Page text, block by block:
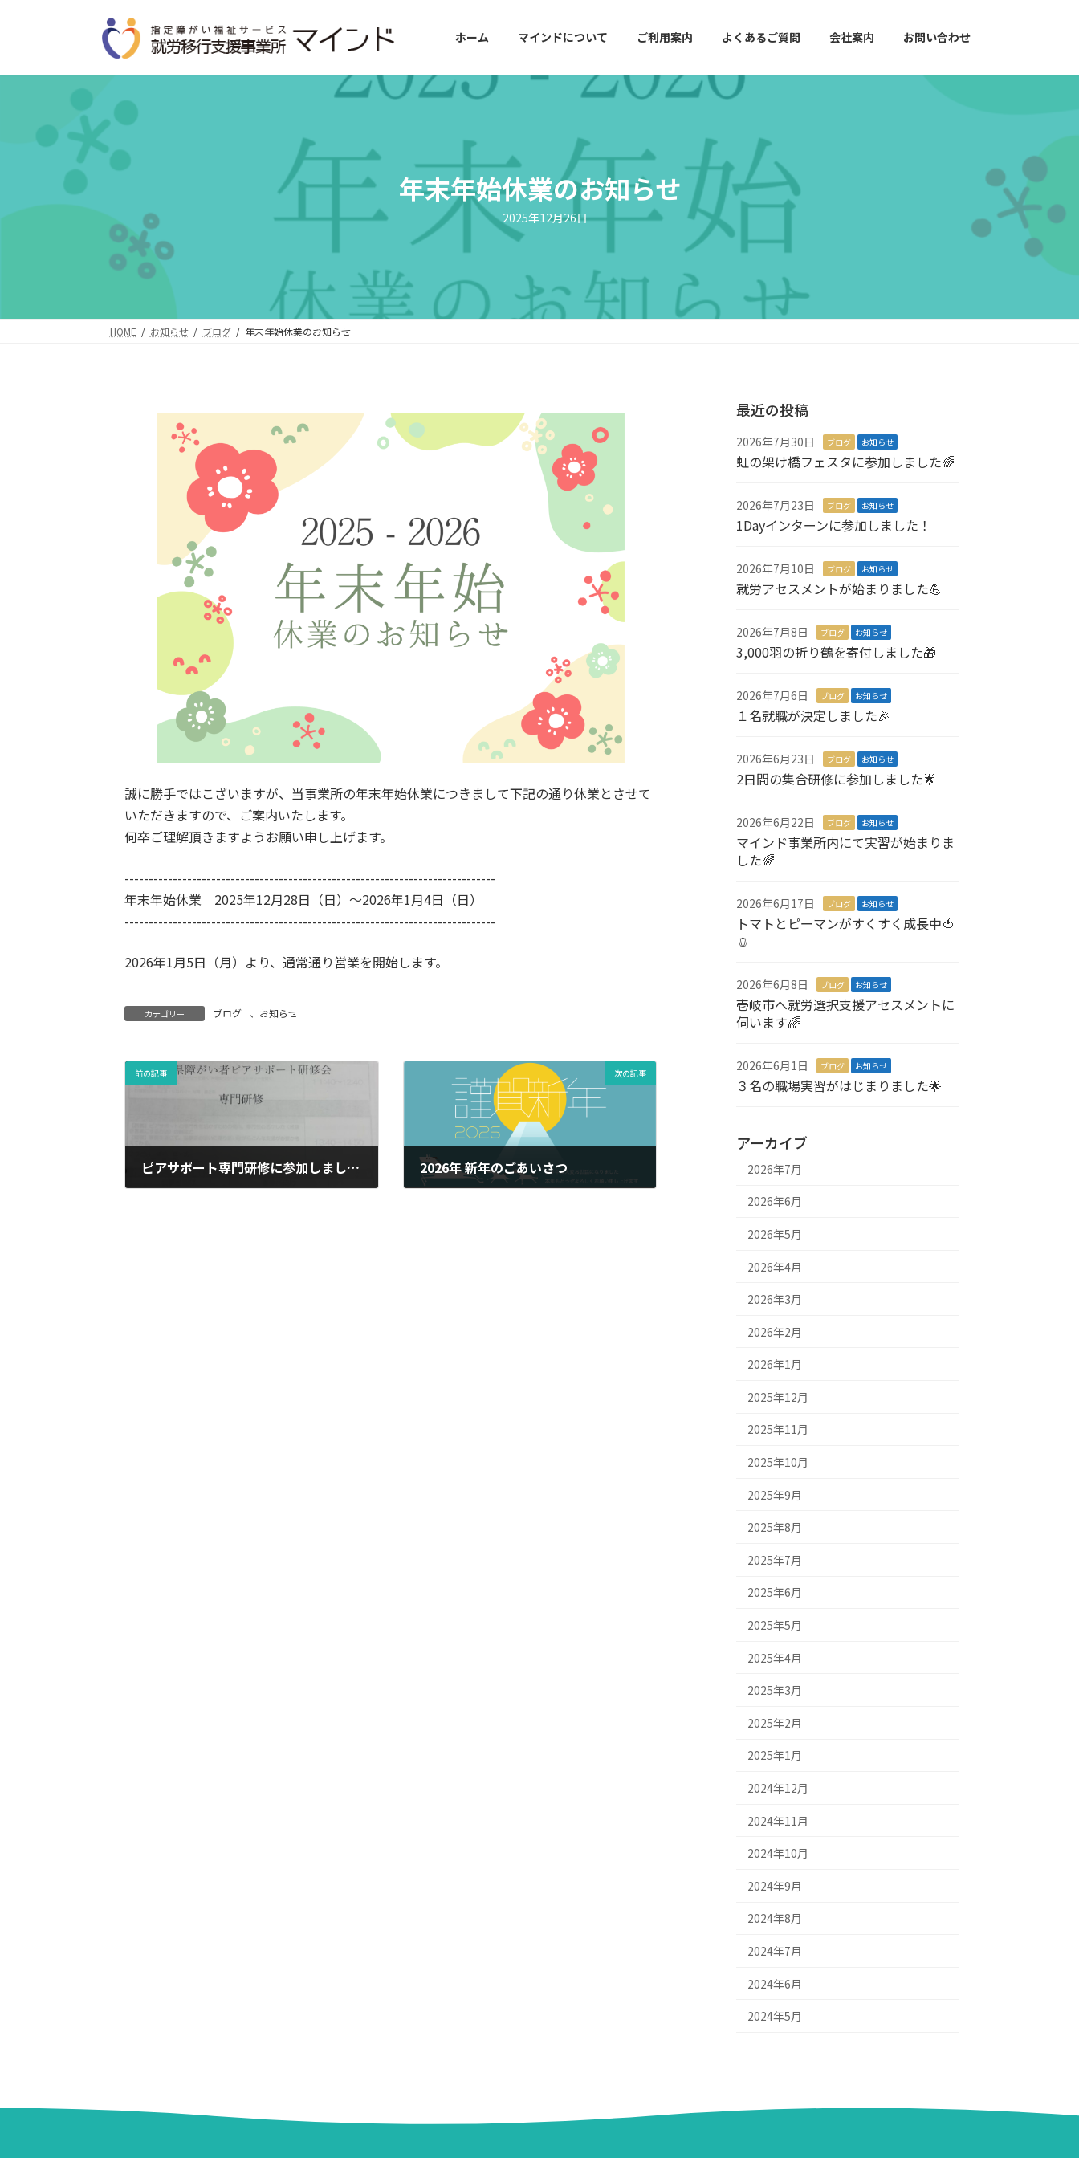
ホーム マインドについて ご利用案内 よくあるご質問 会社案内 お問い合わせ
年末年始休業のお知らせ
2025年12月26日
HOME お知らせ ブログ 年末年始休業のお知らせ
誠に勝手ではこざいますが、当事業所の年末年始休業につきまして下記の通り休業とさせて
いただきますので、ご案内いたします。
何卒ご理解頂きますようお願い申し上げます。
-----------------------------------------------------------------------------
年末年始休業 2025年12月28日（日）～2026年1月4日（日）
-----------------------------------------------------------------------------
2026年1月5日（月）より、通常通り営業を開始します。
カテゴリー ブログ 、 お知らせ
前の記事
ピアサポート専門研修に参加しました！
次の記事
2026年 新年のごあいさつ
最近の投稿
2026年7月30日 ブログ お知らせ
虹の架け橋フェスタに参加しました🌈
2026年7月23日 ブログ お知らせ
1Dayインターンに参加しました！
2026年7月10日 ブログ お知らせ
就労アセスメントが始まりました💪
2026年7月8日 ブログ お知らせ
3,000羽の折り鶴を寄付しました🎁
2026年7月6日 ブログ お知らせ
１名就職が決定しました🎉
2026年6月23日 ブログ お知らせ
2日間の集合研修に参加しました🌟
2026年6月22日 ブログ お知らせ
マインド事業所内にて実習が始まりま
した🌈
2026年6月17日 ブログ お知らせ
トマトとピーマンがすくすく成長中🍅
🫑
2026年6月8日 ブログ お知らせ
壱岐市へ就労選択支援アセスメントに
伺います🌈
2026年6月1日 ブログ お知らせ
３名の職場実習がはじまりました🌟
アーカイブ
2026年7月
2026年6月
2026年5月
2026年4月
2026年3月
2026年2月
2026年1月
2025年12月
2025年11月
2025年10月
2025年9月
2025年8月
2025年7月
2025年6月
2025年5月
2025年4月
2025年3月
2025年2月
2025年1月
2024年12月
2024年11月
2024年10月
2024年9月
2024年8月
2024年7月
2024年6月
2024年5月